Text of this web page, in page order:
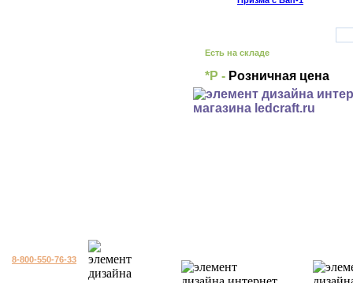
Есть на складе
*Р - Розничная цена
8-800-550-76-33